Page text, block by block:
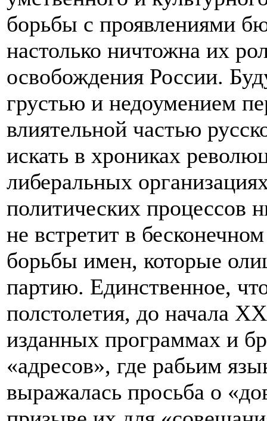
борьбы с проявлениями
настолько ничтожна их
освобождения России.
грустью и недоумением
влиятельной частью
искать в хрониках
либеральных
политических процессов
не встретит в
борьбы имен, которые
партию. Единственное,
полстолетия, до начала
изданных программах и
«адресов», где рабьим
выражалась просьба о